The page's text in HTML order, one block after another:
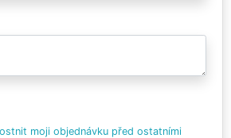
moji objednávku před ostatními